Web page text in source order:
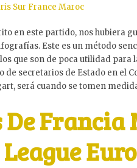
Sur France Maroc
en este partido, nos hubiera
Este es un método
que son de poca utilidad para
secretarios de Estado en el
será cuando se tomen
Francia